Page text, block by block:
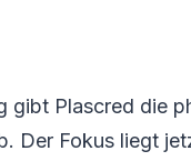
gibt Plascred die
Der Fokus liegt